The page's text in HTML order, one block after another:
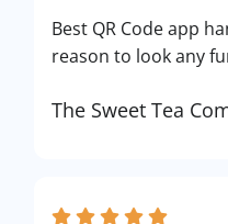
Best QR Code app
reason to look any
The Sweet Tea